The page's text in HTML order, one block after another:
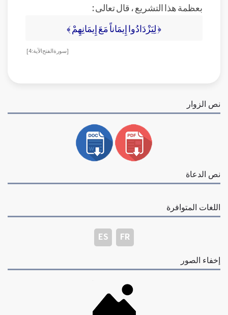
بعظمة هذا التشريع ، قال تعالى :
﴿ لِيَزْدَادُوا إِيمَاناً مَعَ إِيمَانِهِمْ ﴾
[ سورة الفتح الآية : 4 ]
نص الزوار
نص الدعاة
اللغات المتوافرة
FR
ES
إخفاء الصور